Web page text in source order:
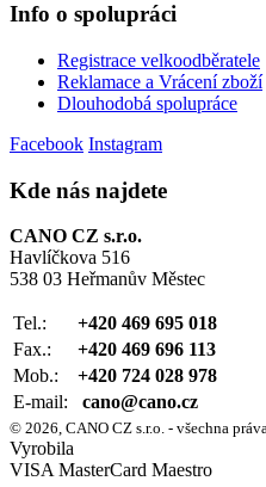
Info o spolupráci
Registrace velkoodběratele
Reklamace a Vrácení zboží
Dlouhodobá spolupráce
Facebook Instagram
Kde nás najdete
CANO CZ s.r.o.
Havlíčkova 516
538 03 Heřmanův Městec
Tel.:
+420 469 695 018
Fax.:
+420 469 696 113
Mob.:
+420 724 028 978
E-mail:
cano@cano.cz
© 2026, CANO CZ s.r.o. - všechna
Vyrobila
VISA MasterCard Maestro